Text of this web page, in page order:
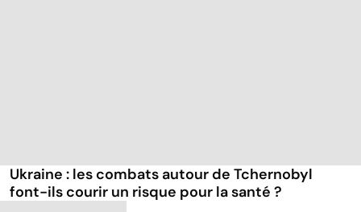
Ukraine : les combats autour de Tchernobyl
font-ils courir un risque pour la santé ?